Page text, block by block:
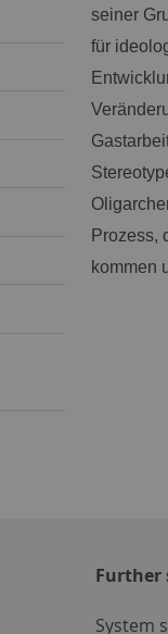
seiner
für
Prozess,
kommen
Further
System